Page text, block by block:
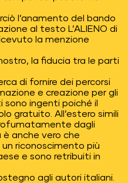
l’anamento del bando
al testo L’ALIENO di
la menzione
la fiducia tra le parti
di fornire dei percorsi
e creazione per gli
ingenti poiché il
gratuito. All’estero simili
dagli
anche vero che
riconoscimento più
e sono retribuiti in
agli autori italiani.